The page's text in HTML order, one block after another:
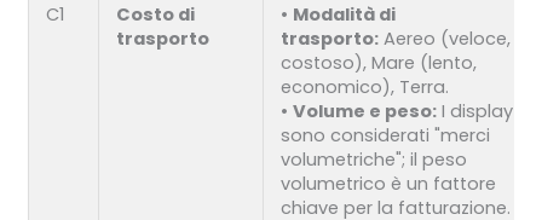
C1
Costo di
trasporto
• Modalità di
trasporto: Aereo (veloce,
costoso), Mare (lento,
economico), Terra.
•Volume e peso: I display
sono considerati "merci
volumetriche"; il peso
volumetrico è un fattore
chiave per la fatturazione.